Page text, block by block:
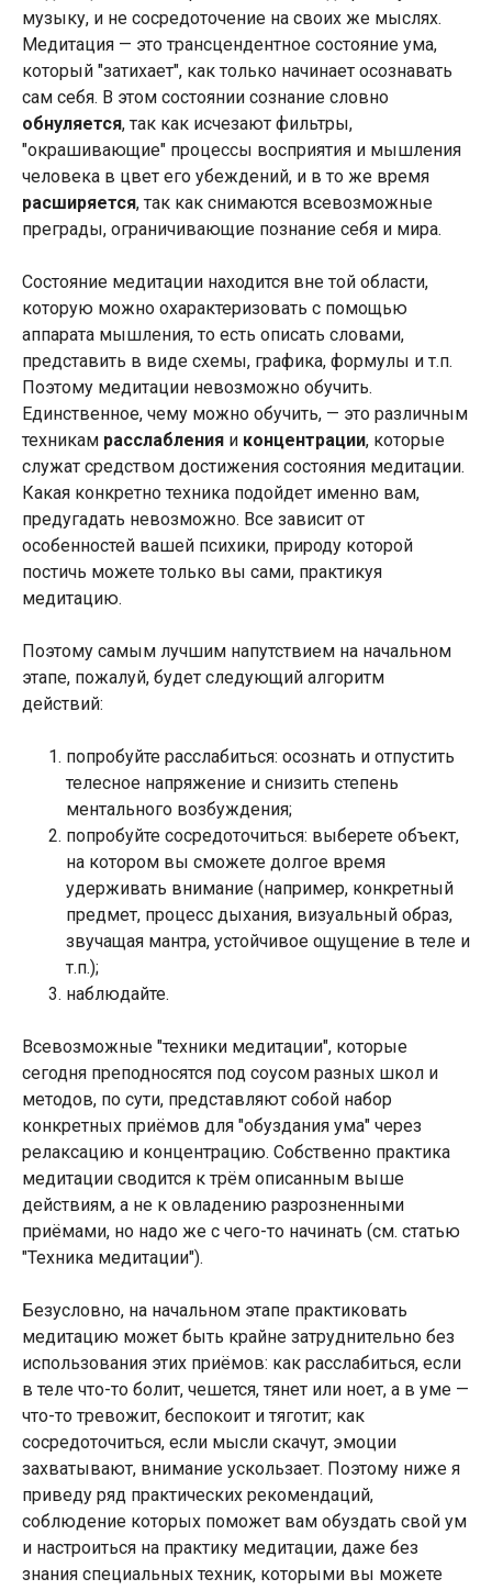
музыку, и не сосредоточение на своих же мыслях.
Медитация — это трансцендентное состояние ума,
который "затихает", как только начинает осознавать
сам себя. В этом состоянии сознание словно
обнуляется, так как исчезают фильтры,
"окрашивающие" процессы восприятия и мышления
человека в цвет его убеждений, и в то же время
расширяется, так как снимаются всевозможные
преграды, ограничивающие познание себя и мира.
Состояние медитации находится вне той области,
которую можно охарактеризовать с помощью
аппарата мышления, то есть описать словами,
представить в виде схемы, графика, формулы и т.п.
Поэтому медитации невозможно обучить.
Единственное, чему можно обучить, — это различным
техникам расслабления и концентрации, которые
служат средством достижения состояния медитации.
Какая конкретно техника подойдет именно вам,
предугадать невозможно. Все зависит от
особенностей вашей психики, природу которой
постичь можете только вы сами, практикуя
медитацию.
Поэтому самым лучшим напутствием на начальном
этапе, пожалуй, будет следующий алгоритм
действий:
попробуйте расслабиться: осознать и отпустить
телесное напряжение и снизить степень
ментального возбуждения;
попробуйте сосредоточиться: выберете объект,
на котором вы сможете долгое время
удерживать внимание (например, конкретный
предмет, процесс дыхания, визуальный образ,
звучащая мантра, устойчивое ощущение в теле и
т.п.);
наблюдайте.
Всевозможные "техники медитации", которые
сегодня преподносятся под соусом разных школ и
методов, по сути, представляют собой набор
конкретных приёмов для "обуздания ума" через
релаксацию и концентрацию. Собственно практика
медитации сводится к трём описанным выше
действиям, а не к овладению разрозненными
приёмами, но надо же с чего-то начинать (см. статью
"Техника медитации").
Безусловно, на начальном этапе практиковать
медитацию может быть крайне затруднительно без
использования этих приёмов: как расслабиться, если
в теле что-то болит, чешется, тянет или ноет, а в уме —
что-то тревожит, беспокоит и тяготит; как
сосредоточиться, если мысли скачут, эмоции
захватывают, внимание ускользает. Поэтому ниже я
приведу ряд практических рекомендаций,
соблюдение которых поможет вам обуздать свой ум
и настроиться на практику медитации, даже без
знания специальных техник, которыми вы можете